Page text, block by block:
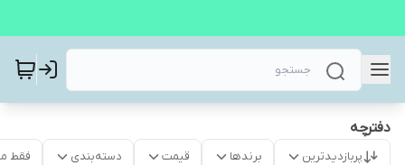
دفترچه
پربازدیدترین برندها قیمت دسته‌بندی فقط